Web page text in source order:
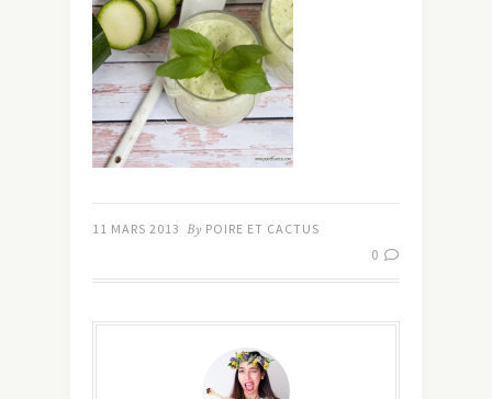
11 MARS 2013 By POIRE ET CACTUS
0